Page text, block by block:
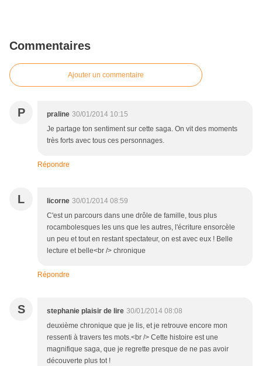
Commentaires
Ajouter un commentaire
P praline 30/01/2014 10:15
Je partage ton sentiment sur cette saga. On vit des moments
très forts avec tous ces personnages.
Répondre
L licorne 30/01/2014 08:59
C'est un parcours dans une drôle de famille, tous plus
rocambolesques les uns que les autres, l'écriture ensorcèle
un peu et tout en restant spectateur, on est avec eux ! Belle
lecture et belle<br /> chronique
Répondre
S stephanie plaisir de lire 30/01/2014 08:08
deuxième chronique que je lis, et je retrouve encore mon
ressenti à travers tes mots.<br /> Cette histoire est une
magnifique saga, que je regrette presque de ne pas avoir
découverte plus tot !